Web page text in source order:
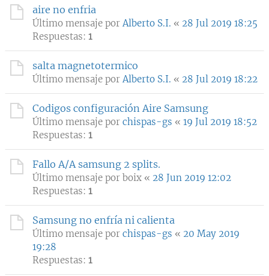
aire no enfria
Último mensaje porAlberto S.I. « 28 Jul 2019 18:25
Respuestas: 1
salta magnetotermico
Último mensaje porAlberto S.I. « 28 Jul 2019 18:22
Codigos configuración Aire Samsung
Último mensaje por chispas-gs « 19 Jul 2019 18:52
Respuestas: 1
Fallo A/A samsung 2 splits.
Último mensaje por boix « 28 Jun 2019 12:02
Respuestas: 1
Samsung no enfría ni calienta
Último mensaje por chispas-gs « 20 May 2019
19:28
Respuestas: 1